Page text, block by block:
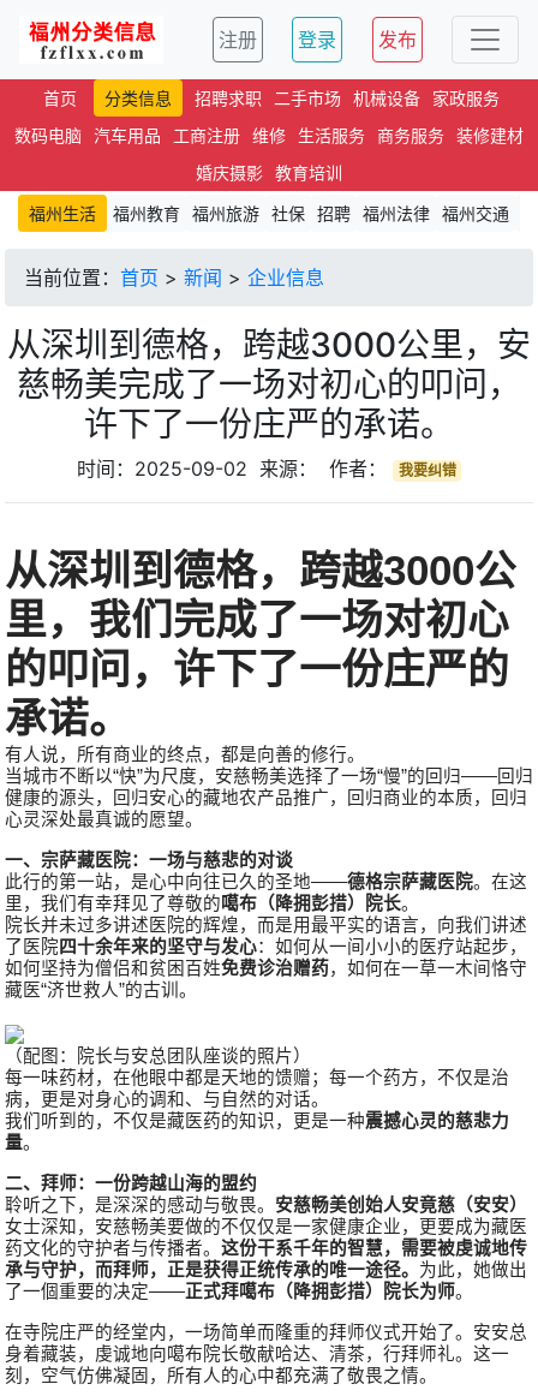
注册 登录 发布
首页 分类信息 招聘求职 二手市场 机械设备
家政服务
数码电脑 汽车用品 工商注册 维修 生活服务 商务服务 装修建材
婚庆摄影 教育培训
福州生活
福州教育 福州旅游 社保 招聘 福州法律 福州交通
当前位置： 首页 > 新闻 > 企业信息
从深圳到德格，跨越3000公里，安
慈畅美完成了一场对初心的叩问，
许下了一份庄严的承诺。
时间：2025-09-02 来源： 作者： 我要纠错
从深圳到德格，跨越3000公
里，我们完成了一场对初心
的叩问，许下了一份庄严的
承诺。
有人说，所有商业的终点，都是向善的修行。
当城市不断以“快”为尺度，安慈畅美选择了一场“慢”的回归——回归
健康的源头，回归安心的藏地农产品推广，回归商业的本质，回归
心灵深处最真诚的愿望。
一、宗萨藏医院：一场与慈悲的对谈
此行的第一站，是心中向往已久的圣地——德格宗萨藏医院。在这
里，我们有幸拜见了尊敬的噶布（降拥彭措）院长。
院长并未过多讲述医院的辉煌，而是用最平实的语言，向我们讲述
了医院 四十余年来的坚守与发心：如何从一间小小的医疗站起步，
如何坚持为僧侣和贫困百姓免费诊治赠药，如何在一草一木间恪守
藏医“济世救人”的古训。
（配图：院长与安总团队座谈的照片）
每一味药材，在他眼中都是天地的馈赠；每一个药方，不仅是治
病，更是对身心的调和、与自然的对话。
我们听到的，不仅是藏医药的知识，更是一种震撼心灵的慈悲力
量。
二、拜师：一份跨越山海的盟约
聆听之下，是深深的感动与敬畏。 安慈畅美创始人安竟慈（安安）
女士深知，安慈畅美要做的不仅仅是一家健康企业，更要成为藏医
药文化的守护者与传播者。 这份干系千年的智慧，需要被虔诚地传
承与守护，而拜师，正是获得正统传承的唯一途径。 为此，她做出
了一個重要的决定——正式拜噶布（降拥彭措）院长为师。
在寺院庄严的经堂内，一场简单而隆重的拜师仪式开始了。安安总
身着藏装，虔诚地向噶布院长敬献哈达、清茶，行拜师礼。这一
刻，空气仿佛凝固，所有人的心中都充满了敬畏之情。